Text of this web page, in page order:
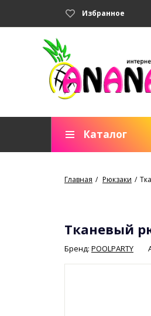
Избранное
Каталог
Главная Рюкзаки
Тканевый
Бренд: POOLPARTY